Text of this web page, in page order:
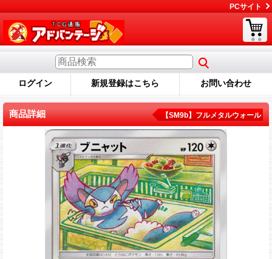
PCサイト
ログイン 新規登録はこちら お問い合わせ
商品詳細 【SM9b】フルメタルウォール